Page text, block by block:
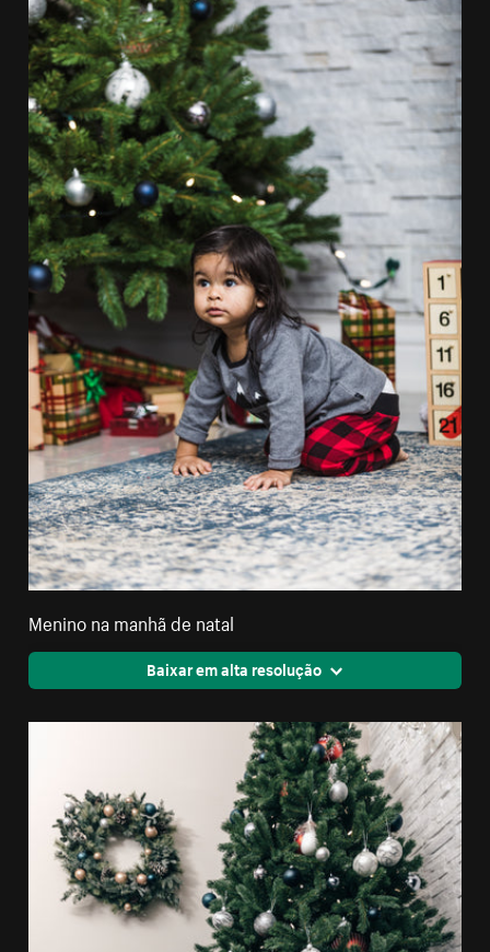
Menino na manhã de natal
Baixar em alta resolução